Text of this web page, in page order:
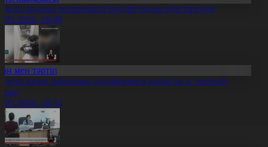
мәдени ескерткішті бүлдіргендер іздестірілуде
18:48
мен тәртіп
инвестициялық платформаға қатысты іс тергеліп
18:32